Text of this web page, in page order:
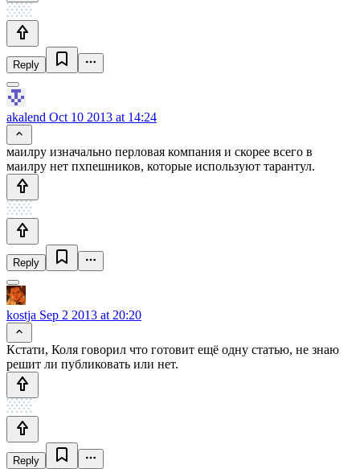
Reply
akalend Oct 10 2013 at 14:24
маилру изначально перловая компания и скорее всего в
маилру нет пхпешников, которые используют тарантул.
Reply
kostja Sep 2 2013 at 20:20
Кстати, Коля говорил что готовит ещё одну статью, не знаю
решит ли публиковать или нет.
Reply